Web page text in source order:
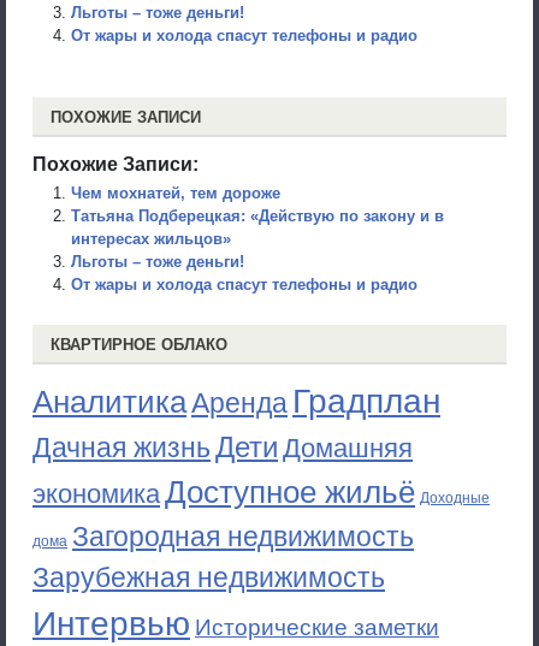
Льготы – тоже деньги!
От жары и холода cпасут телефоны и радио
ПОХОЖИЕ ЗАПИСИ
Похожие Записи:
Чем мохнатей, тем дороже
Татьяна Подберецкая: «Действую по закону и в
интересах жильцов»
Льготы – тоже деньги!
От жары и холода cпасут телефоны и радио
КВАРТИРНОЕ ОБЛАКО
АналитикаАренда Градплан
Дачная жизньДети Домашняя
экономикаДоступное жильё Доходные
дома Загородная недвижимость
Зарубежная недвижимость
Интервью Исторические заметки